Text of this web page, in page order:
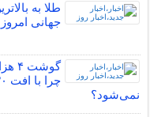
طلا به
جهانی امروز ۱۶ مرداد ۱۴۰۵
نمی‌شود؟